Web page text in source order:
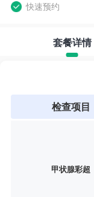
快速预约
套餐详情
检查项目
甲状腺彩超